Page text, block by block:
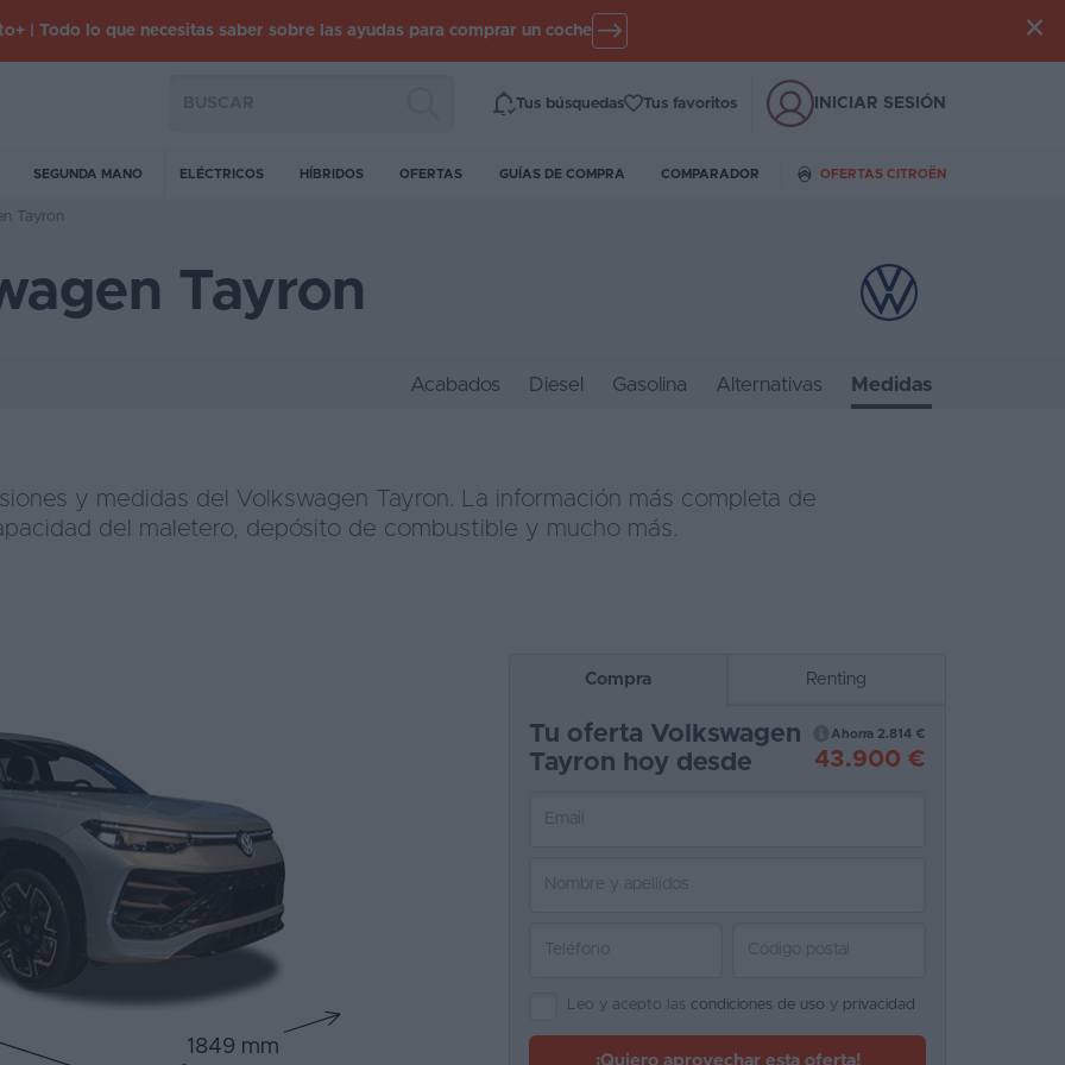
| Todo lo que necesitas saber sobre las ayudas para comprar un coche
Tus búsquedas Tus favoritos INICIAR SESIÓN
SEGUNDA MANO ELÉCTRICOS HÍBRIDOS OFERTAS GUÍAS DE COMPRA COMPARADOR OFERTAS CITROËN
Tayron
Tayron
Acabados Diesel Gasolina Alternativas Medidas
y medidas del Volkswagen Tayron. La información más completa de
del maletero, depósito de combustible y mucho más.
1849 mm
Compra Renting
Tu oferta Volkswagen
Tayron hoy desde
Ahorra 2.814 €
43.900 €
Leo y acepto las condiciones de uso y privacidad
¡Quiero aprovechar esta oferta!